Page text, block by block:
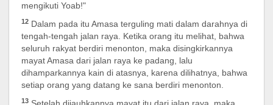
mengikuti Yoab!"
12 Dalam pada itu Amasa terguling mati dalam darahnya di
tengah-tengah jalan raya. Ketika orang itu melihat, bahwa
seluruh rakyat berdiri menonton, maka disingkirkannya
mayat Amasa dari jalan raya ke padang, lalu
dihamparkannya kain di atasnya, karena dilihatnya, bahwa
setiap orang yang datang ke sana berdiri menonton.
13